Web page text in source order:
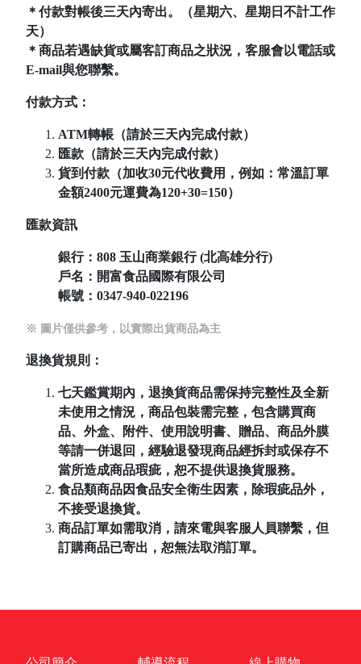
＊付款對帳後三天內寄出。（星期六、星期日不計工作
天）
＊商品若遇缺貨或屬客訂商品之狀況，客服會以電話或
E-mail與您聯繫。
付款方式：
ATM轉帳（請於三天內完成付款）
匯款（請於三天內完成付款）
貨到付款（加收30元代收費用，例如：常溫訂單
金額2400元運費為120+30=150）
匯款資訊
銀行：808 玉山商業銀行 (北高雄分行)
戶名：開富食品國際有限公司
帳號： 0347-940-022196
※ 圖片僅供參考，以實際出貨商品為主
退換貨規則：
七天鑑賞期內，退換貨商品需保持完整性及全新
未使用之情況，商品包裝需完整，包含購買商
品、外盒、附件、使用說明書、贈品、商品外膜
等請一併退回，經驗退發現商品經拆封或保存不
當所造成商品瑕疵，恕不提供退換貨服務。
食品類商品因食品安全衛生因素，除瑕疵品外，
不接受退換貨。
商品訂單如需取消，請來電與客服人員聯繫，但
訂購商品已寄出，恕無法取消訂單。